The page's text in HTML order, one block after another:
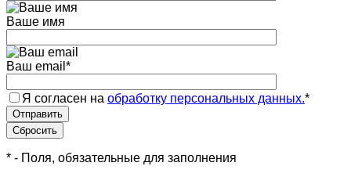
Ваше имя
Ваш email *
Я согласен на обработку персональных данных.*
* - Поля, обязательные для заполнения